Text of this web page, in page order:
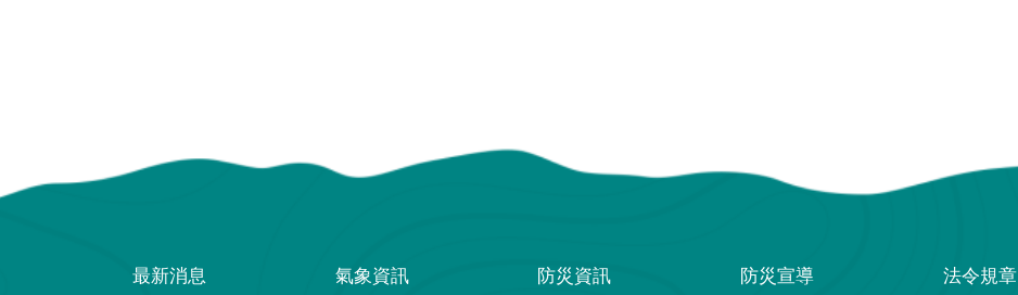
最新消息 氣象資訊 防災資訊 防災宣導 法令規章